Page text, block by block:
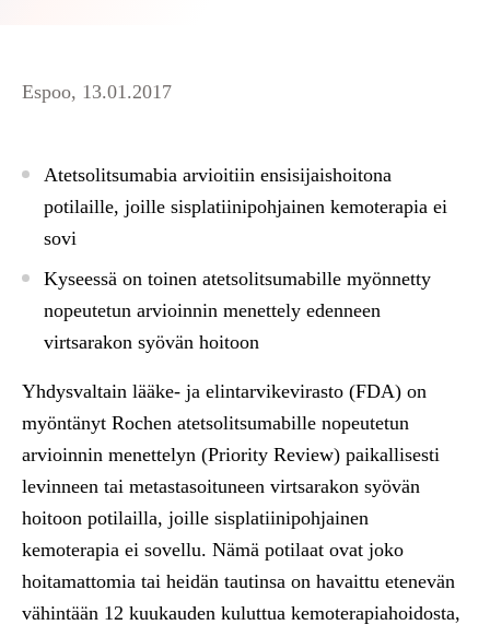
Espoo, 13.01.2017
Atetsolitsumabia arvioitiin ensisijaishoitona
potilaille, joille sisplatiinipohjainen kemoterapia ei
sovi
Kyseessä on toinen atetsolitsumabille myönnetty
nopeutetun arvioinnin menettely edenneen
virtsarakon syövän hoitoon
Yhdysvaltain lääke- ja elintarvikevirasto (FDA) on
myöntänyt Rochen atetsolitsumabille nopeutetun
arvioinnin menettelyn (Priority Review) paikallisesti
levinneen tai metastasoituneen virtsarakon syövän
hoitoon potilailla, joille sisplatiinipohjainen
kemoterapia ei sovellu. Nämä potilaat ovat joko
hoitamattomia tai heidän tautinsa on havaittu etenevän
vähintään 12 kuukauden kuluttua kemoterapiahoidosta,